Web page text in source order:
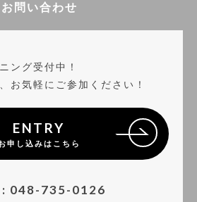
お問い合わせ
ング受付中！
お気軽にご参加ください！
ENTRY
申し込みはこちら
: 048-735-0126